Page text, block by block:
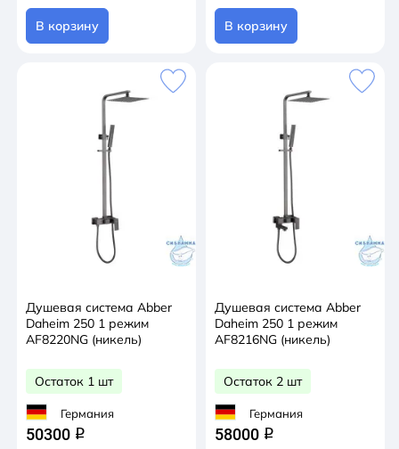
В корзину В корзину
Душевая система Abber
Daheim 250 1 режим
AF8220NG (никель)
Остаток 1 шт
Германия
50300 q
Душевая система Abber
Daheim 250 1 режим
AF8216NG (никель)
Остаток 2 шт
Германия
58000 q